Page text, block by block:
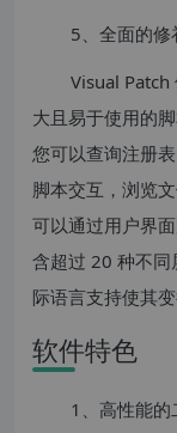
5、全面的修
Visual Patch
大且易于使用的
您可以查询注册
脚本交互，浏览
可以通过用户界
含超过 20 种不同
际语言支持使其变
软件特色
1、高性能